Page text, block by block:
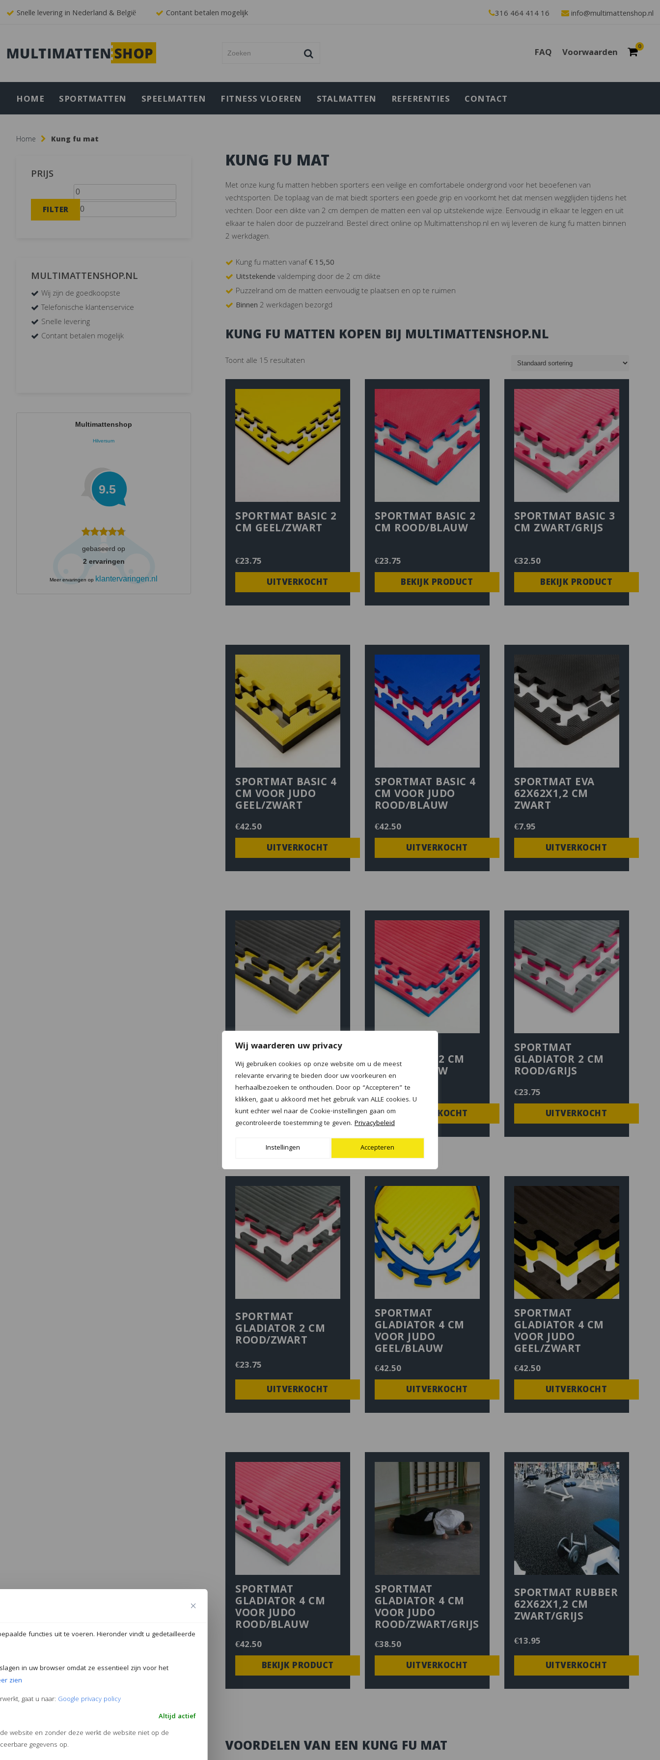
Wij waarderen uw privacy
Wij gebruiken cookies op onze website om u de meest
relevante ervaring te bieden door uw voorkeuren en
herhaalbezoeken te onthouden. Door op “Accepteren” te
klikken, gaat u akkoord met het gebruik van ALLE cookies. U
kunt echter wel naar de Cookie-instellingen gaan om
gecontroleerde toestemming te geven. Privacybeleid
Instellingen Accepteren
functies uit te voeren. Hieronder vindt u gedetailleerde
in uw browser omdat ze essentieel zijn voor het
zien
gaat u naar: Google privacy policy
Altijd actief
website en zonder deze werkt de website niet op de
gegevens op.
Snelle levering in Nederland & België Contant betalen mogelijk 316 464 414 16 info@multimattenshop.nl
FAQ Voorwaarden 0
HOME SPORTMATTEN SPEELMATTEN FITNESS VLOEREN STALMATTEN REFERENTIES CONTACT
Home Kung fu mat
PRIJS
Min.
prijs
FILTER
MULTIMATTENSHOP.NL
Wij zijn de goedkoopste
Telefonische klantenservice
Snelle levering
Contant betalen mogelijk
Multimattenshop
Hilversum
9.5
gebaseerd op
2 ervaringen
Meer ervaringen op klantervaringen.nl
KUNG FU MAT
Met onze kung fu matten hebben sporters een veilige en comfortabele ondergrond voor het beoefenen van
vechtsporten. De toplaag van de mat biedt sporters een goede grip en voorkomt het dat mensen wegglijden tijdens het
vechten. Door een dikte van 2 cm dempen de matten een val op uitstekende wijze. Eenvoudig in elkaar te leggen en uit
elkaar te halen door de puzzelrand. Bestel direct online op Multimattenshop.nl en wij leveren de kung fu matten binnen
2 werkdagen.
Kung fu matten vanaf€ 15,50
Uitstekendevaldemping door de 2 cm dikte
Puzzelrand om de matten eenvoudig te plaatsen en op te ruimen
Binnen2 werkdagen bezorgd
KUNG FU MATTEN KOPEN BIJ MULTIMATTENSHOP.NL
Toont alle 15 resultaten
SPORTMAT BASIC 2
CM GEEL/ZWART
€23.75
UITVERKOCHT
SPORTMAT BASIC 2
CM ROOD/BLAUW
€23.75
BEKIJK PRODUCT
SPORTMAT BASIC 3
CM ZWART/GRIJS
€32.50
BEKIJK PRODUCT
SPORTMAT BASIC 4
CM VOOR JUDO
GEEL/ZWART
€42.50
UITVERKOCHT
SPORTMAT BASIC 4
CM VOOR JUDO
ROOD/BLAUW
€42.50
UITVERKOCHT
SPORTMAT EVA
62X62X1,2 CM
ZWART
€7.95
UITVERKOCHT
SPORTMAT
GLADIATOR 2 CM
GEEL/ZWART
€23.75
UITVERKOCHT
GLADIATOR 2 CM
ROOD/BLAUW
€23.75
UITVERKOCHT
SPORTMAT
GLADIATOR 2 CM
ROOD/GRIJS
€23.75
UITVERKOCHT
SPORTMAT
GLADIATOR 2 CM
ROOD/ZWART
€23.75
UITVERKOCHT
SPORTMAT
GLADIATOR 4 CM
VOOR JUDO
GEEL/BLAUW
€42.50
UITVERKOCHT
SPORTMAT
GLADIATOR 4 CM
VOOR JUDO
GEEL/ZWART
€42.50
UITVERKOCHT
SPORTMAT
GLADIATOR 4 CM
VOOR JUDO
ROOD/BLAUW
€42.50
BEKIJK PRODUCT
SPORTMAT
GLADIATOR 4 CM
VOOR JUDO
ROOD/ZWART/GRIJS
€38.50
UITVERKOCHT
SPORTMAT RUBBER
62X62X1,2 CM
ZWART/GRIJS
€13.95
UITVERKOCHT
VOORDELEN VAN EEN KUNG FU MAT